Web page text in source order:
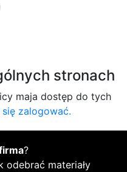
stronach
maja dostęp do tych
zalogować.
?
odebrać materiały